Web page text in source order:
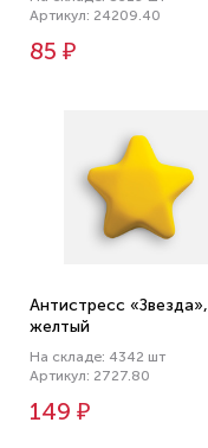
Артикул: 24209.40
85 ₽
Антистресс «Звезда»,
желтый
На складе: 4342 шт
Артикул: 2727.80
149 ₽